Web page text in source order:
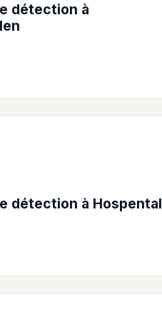
détection à
détection à Hospental